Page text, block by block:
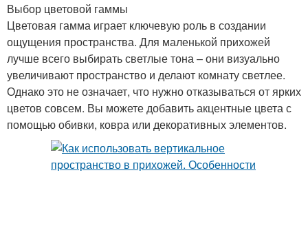
Выбор цветовой гаммы
Цветовая гамма играет ключевую роль в создании
ощущения пространства. Для маленькой прихожей
лучше всего выбирать светлые тона – они визуально
увеличивают пространство и делают комнату светлее.
Однако это не означает, что нужно отказываться от ярких
цветов совсем. Вы можете добавить акцентные цвета с
помощью обивки, ковра или декоративных элементов.